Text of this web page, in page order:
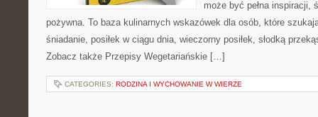
może być pełna inspiracji,
pożywna. To baza kulinarnych wskazówek dla osób, które
śniadanie, posiłek w ciągu dnia, wieczorny posiłek, słodką
Zobacz także Przepisy Wegetariańskie […]
CATEGORIES: RODZINA I WYCHOWANIE W WIERZE